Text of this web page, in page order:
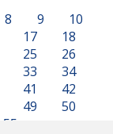
8 9
10
17
18
25
26
33
34
41
42
49
50
55